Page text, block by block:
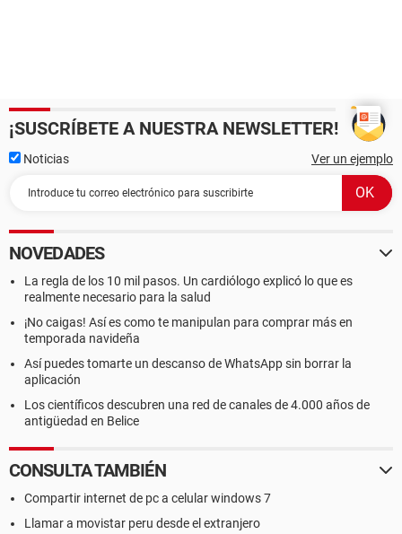
¡SUSCRÍBETE A NUESTRA NEWSLETTER!
Noticias Ver un ejemplo
NOVEDADES
La regla de los 10 mil pasos. Un cardiólogo explicó lo que es
realmente necesario para la salud
¡No caigas! Así es como te manipulan para comprar más en
temporada navideña
Así puedes tomarte un descanso de WhatsApp sin borrar la
aplicación
Los científicos descubren una red de canales de 4.000 años de
antigüedad en Belice
CONSULTA TAMBIÉN
Compartir internet de pc a celular windows 7
Llamar a movistar peru desde el extranjero